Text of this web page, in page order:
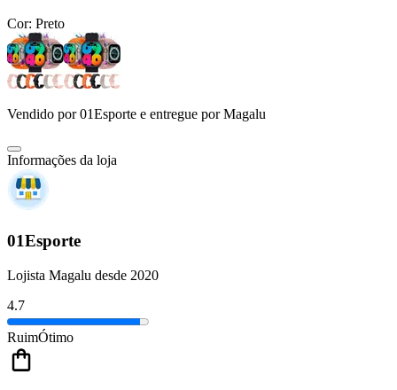
Cor: Preto
Vendido por01Esporte e entregue por Magalu
Informações da loja
01Esporte
Lojista Magalu desde 2020
4.7
RuimÓtimo